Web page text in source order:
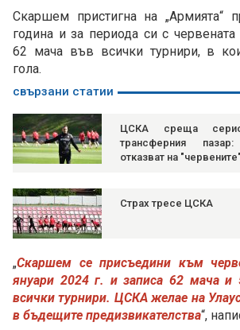
Скаршем пристигна на „Армията“
година и за периода си с
62 мача във всички турнири, в
гола.
свързани статии
ЦСКА среща
трансферния
отказват на "червените"
Страх тресе ЦСКА
„Скаршем се присъедини към
януари 2024 г. и записа 62 мача и
всички турнири. ЦСКА желае на
в бъдещите предизвикателства“,